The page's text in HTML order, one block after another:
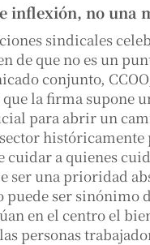
inflexión, no una
sindicales
de que no es un
conjunto,
que la firma supone
para abrir un
históricamente
cuidar a quienes
ser una prioridad
puede ser sinónimo
en el centro el
personas